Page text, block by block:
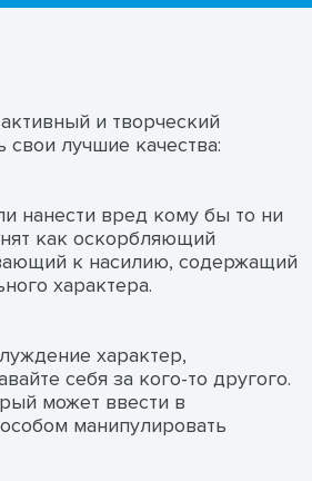
и творческий
свои лучшие качества:
нанести вред кому бы то ни
как оскорбляющий
к насилию, содержащий
характера.
характер,
себя за кого-то другого.
может ввести в
манипулировать